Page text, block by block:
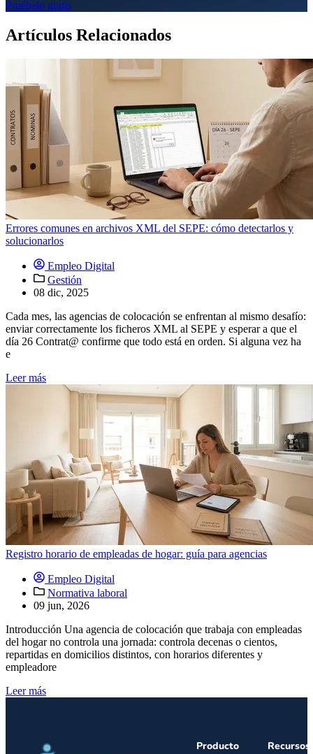
Pruébelo gratis
Artículos Relacionados
Errores comunes en archivos XML del SEPE: cómo detectarlos y
solucionarlos
Empleo Digital
Gestión
08 dic, 2025
Cada mes, las agencias de colocación se enfrentan al mismo desafío:
enviar correctamente los ficheros XML al SEPE y esperar a que el
día 26 Contrat@ confirme que todo está en orden. Si alguna vez ha
e
Leer más
Registro horario de empleadas de hogar: guía para agencias
Empleo Digital
Normativa laboral
09 jun, 2026
Introducción Una agencia de colocación que trabaja con empleadas
del hogar no controla una jornada: controla decenas o cientos,
repartidas en domicilios distintos, con horarios diferentes y
empleadore
Leer más
Producto
Recursos